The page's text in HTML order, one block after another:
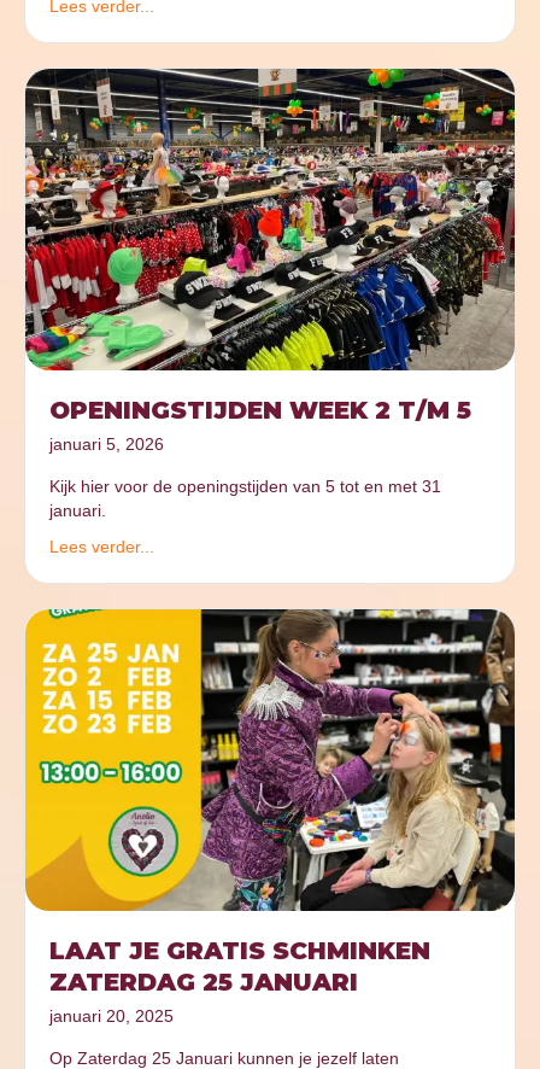
Lees verder...
OPENINGSTIJDEN WEEK 2 T/M 5
januari 5, 2026
Kijk hier voor de openingstijden van 5 tot en met 31
januari.
Lees verder...
LAAT JE GRATIS SCHMINKEN
ZATERDAG 25 JANUARI
januari 20, 2025
Op Zaterdag 25 Januari kunnen je jezelf laten